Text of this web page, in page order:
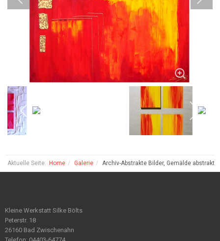
Aktuelle Seite: Home Galerie Archiv-Abstrakte Bilder, Gemälde abstrakt
Kleine Werkstatt Silke Bölts
Peterstr. 18
26160 Bad Zwischenahn